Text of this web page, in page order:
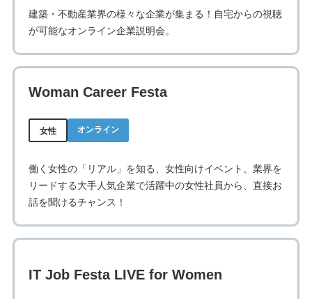
建築・不動産業界の様々な企業が集まる！自宅からの視聴
が可能なオンライン企業説明会。
Woman Career Festa
女性 オンライン
働く女性の「リアル」を知る、女性向けイベント。業界を
リードする大手人気企業で活躍中の女性社員から、直接お
話を聞けるチャンス！
IT Job Festa LIVE for Women